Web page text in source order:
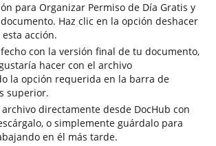
para Organizar Permiso de Día Gratis y
Haz clic en la opción deshacer
acción.
con la versión final de tu documento,
hacer con el archivo
la opción requerida en la barra de
superior.
directamente desde DocHub con
o simplemente guárdalo para
en él más tarde.